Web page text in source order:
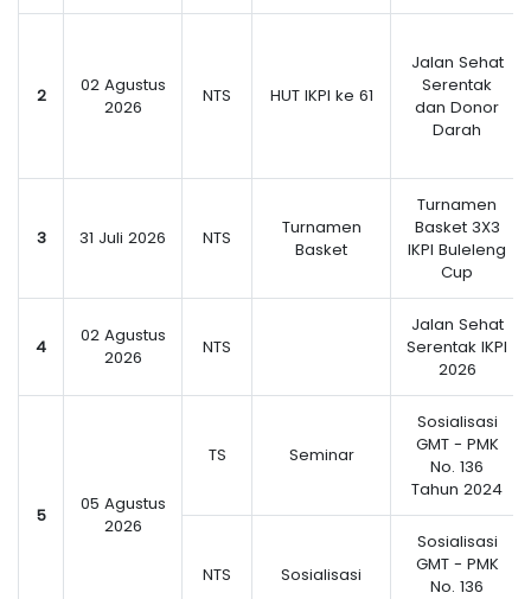
2
02 Agustus
2026
NTS HUT IKPI ke 61
Jalan Sehat
Serentak
dan Donor
Darah
3 31 Juli 2026 NTS
Turnamen
Basket
Turnamen
Basket 3X3
IKPI Buleleng
Cup
4
02 Agustus
2026
NTS
Jalan Sehat
Serentak IKPI
2026
5
05 Agustus
2026
TS Seminar
Sosialisasi
GMT - PMK
No. 136
Tahun 2024
NTS Sosialisasi
Sosialisasi
GMT - PMK
No. 136